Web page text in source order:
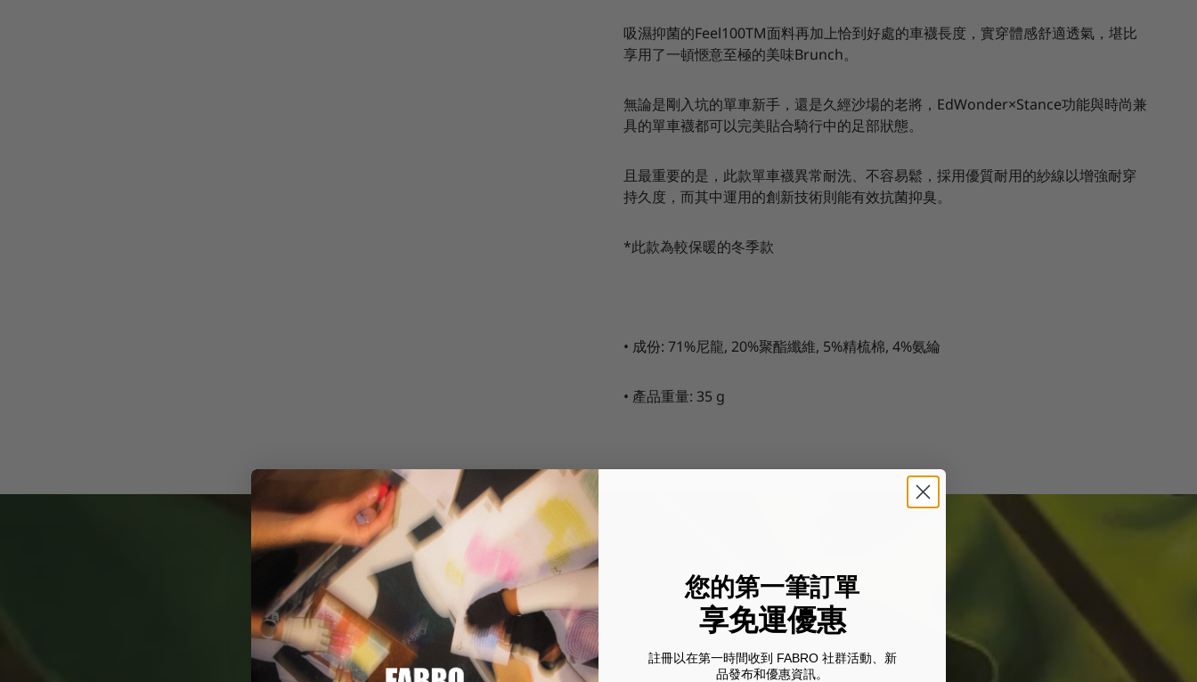
吸濕抑菌的Feel100TM面料再加上恰到好處的車襪長度，實穿體感舒適透氣，堪比
享用了一頓愜意至極的美味Brunch。
無論是剛入坑的單車新手，還是久經沙場的老將， EdWonder×Stance功能與時尚兼
具的單車襪都可以完美貼合騎行中的足部狀態。
且最重要的是，此款單車襪異常耐洗、不容易鬆，採用優質耐用的紗線以增強耐穿
持久度，而其中運用的創新技術則能有效抗菌抑臭。
*此款為較保暖的冬季款
• 成份: 71%尼龍, 20%聚酯纖維, 5%精梳棉, 4%氨綸
• 產品重量: 35 g
您的第一筆訂單
享免運優惠
註冊以在第一時間收到 FABRO 社群活動、新
品發布和優惠資訊。